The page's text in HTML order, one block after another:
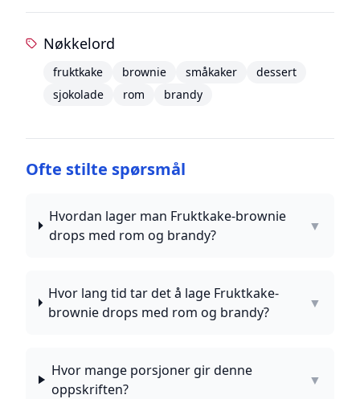
Nøkkelord
fruktkake brownie småkaker
dessert
sjokolade
rom brandy
Ofte stilte spørsmål
Hvordan lager man Fruktkake-brownie
drops med rom og brandy?
▼
Hvor lang tid tar det å lage Fruktkake-
brownie drops med rom og brandy?
▼
Hvor mange porsjoner gir denne
oppskriften?
▼